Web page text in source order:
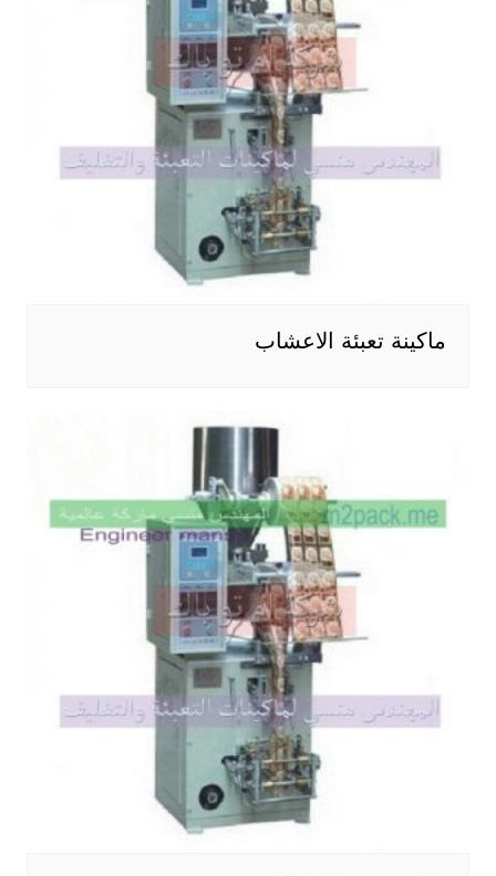
ماكينة تعبئة الاعشاب